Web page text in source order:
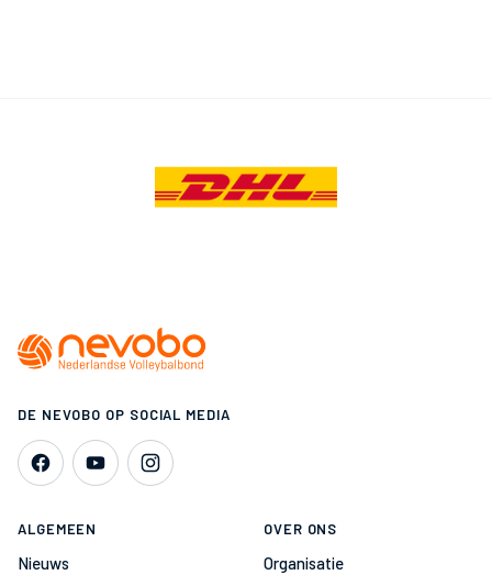
DE NEVOBO OP SOCIAL MEDIA
ALGEMEEN
Nieuws
OVER ONS
Organisatie